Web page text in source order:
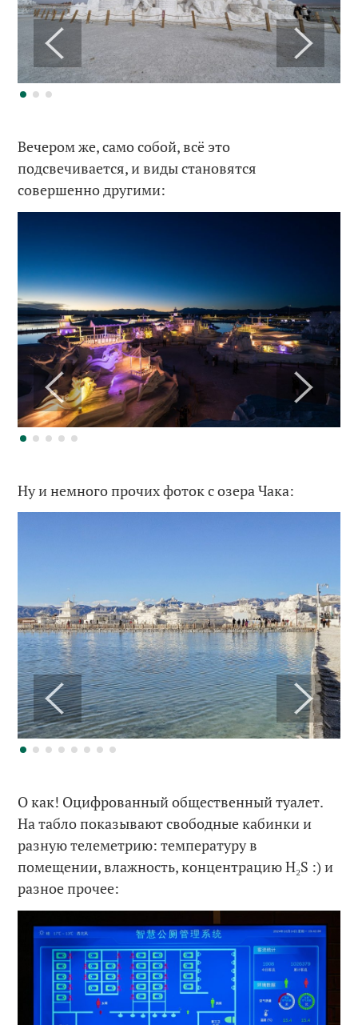
Вечером же, само собой, всё это
подсвечивается, и виды становятся
совершенно другими:
Ну и немного прочих фоток с озера Чака:
О как! Оцифрованный общественный туалет.
На табло показывают свободные кабинки и
разную телеметрию: температуру в
помещении, влажность, концентрацию H₂S :) и
разное прочее: